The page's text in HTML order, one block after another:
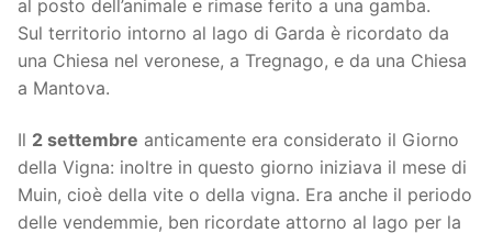
al posto dell’animale e rimase ferito a una gamba.
Sul territorio intorno al lago di Garda è ricordato da
una Chiesa nel veronese, a Tregnago, e da una Chiesa
a Mantova.
Il 2 settembre anticamente era considerato il Giorno
della Vigna: inoltre in questo giorno iniziava il mese di
Muin, cioè della vite o della vigna. Era anche il periodo
delle vendemmie, ben ricordate attorno al lago per la